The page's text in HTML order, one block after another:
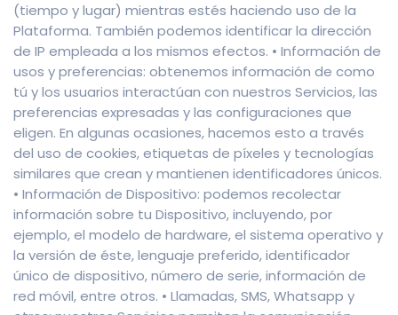
(tiempo y lugar) mientras estés haciendo uso de la
Plataforma. También podemos identificar la dirección
de IP empleada a los mismos efectos. • Información de
usos y preferencias: obtenemos información de como
tú y los usuarios interactúan con nuestros Servicios, las
preferencias expresadas y las configuraciones que
eligen. En algunas ocasiones, hacemos esto a través
del uso de cookies, etiquetas de píxeles y tecnologías
similares que crean y mantienen identificadores únicos.
• Información de Dispositivo: podemos recolectar
información sobre tu Dispositivo, incluyendo, por
ejemplo, el modelo de hardware, el sistema operativo y
la versión de éste, lenguaje preferido, identificador
único de dispositivo, número de serie, información de
red móvil, entre otros. • Llamadas, SMS, Whatsapp y